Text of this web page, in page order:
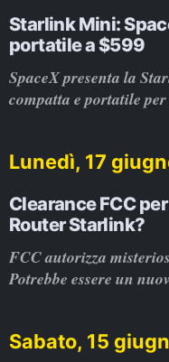
Starlink Mini:
portatile a $599
SpaceX presenta la
compatta e portatile
Lunedì, 17
Clearance FCC
Router Starlink?
FCC autorizza
Potrebbe essere un
Sabato, 15